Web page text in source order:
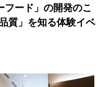
ード」の開発のこ
質」を知る体験イベ